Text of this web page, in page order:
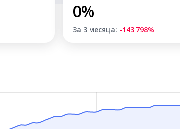
0%
За 3 месяца: -143.798%